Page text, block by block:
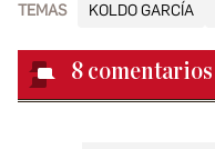
TEMAS KOLDO GARCÍA
8 comentarios